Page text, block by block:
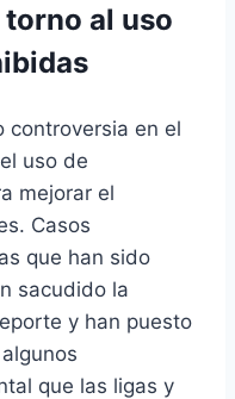
al uso
controversia en el
uso de
mejorar el
Casos
que han sido
sacudido la
y han puesto
que las ligas y